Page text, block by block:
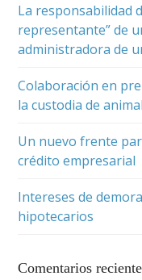
La responsabilidad
representante” de
administradora de
Colaboración en
la custodia de
Un nuevo frente
crédito empresarial
Intereses de
hipotecarios
Comentarios